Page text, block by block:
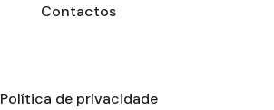
Contactos
Política de privacidade